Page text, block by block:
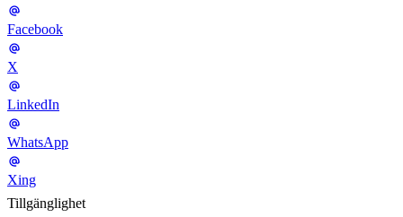
Facebook
X
LinkedIn
WhatsApp
Xing
Tillgänglighet